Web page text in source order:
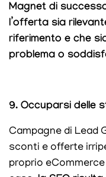
Magnet di
l’offerta sia
riferimento e che
problema o
9. Occuparsi delle
Campagne di Lead
sconti e offerte
proprio